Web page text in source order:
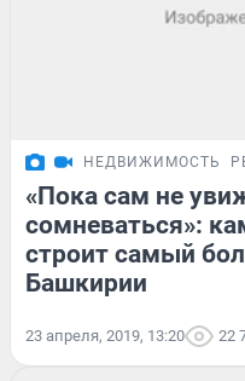
НЕДВИЖИМОСТЬ
«Пока сам не
сомневаться»:
строит самый
Башкирии
23 апреля, 2019, 13:20 22